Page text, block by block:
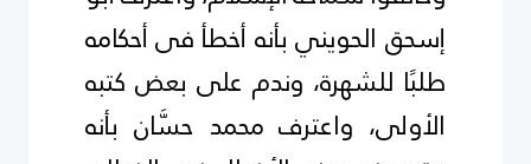
إسحق الحويني بأنه أخطأ فى أحكامه
طلبًا للشهرة، وندم على بعض كتبه
الأولى، واعترف محمد حسَّان بأنه